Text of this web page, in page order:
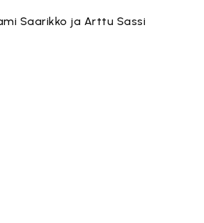
Saarikko ja Arttu Sassi